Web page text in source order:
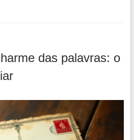
das palavras: o